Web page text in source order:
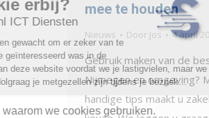
mee te houden
Nieuws Door Jos 4 april
Gebruik maken van de
Nijmegen en omgeving?
handige tips maakt u